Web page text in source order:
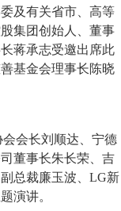
及有关省市、高等
集团创始人、董事
蒋承志受邀出席此
基金会理事长陈晓
会长刘顺达、宁德
董事长朱长荣、吉
总裁廉玉波、LG新
演讲。